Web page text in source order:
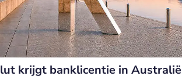
krijgt banklicentie in Australië